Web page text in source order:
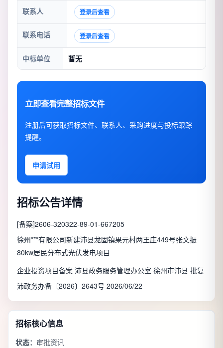
联系人 登录后查看
联系电话 登录后查看
中标单位 暂无
立即查看完整招标文件
注册后可获取招标文件、联系人、采购进度与投标跟踪
提醒。
申请试用
招标公告详情
[备案]2606-320322-89-01-667205
徐州***有限公司新建沛县龙固镇果元村两王庄449号张文振
80kw居民分布式光伏发电项目
企业投资项目备案 沛县政务服务管理办公室 徐州市沛县 批复
沛政务办备〔2026〕2643号 2026/06/22
招标核心信息
状态： 审批资讯